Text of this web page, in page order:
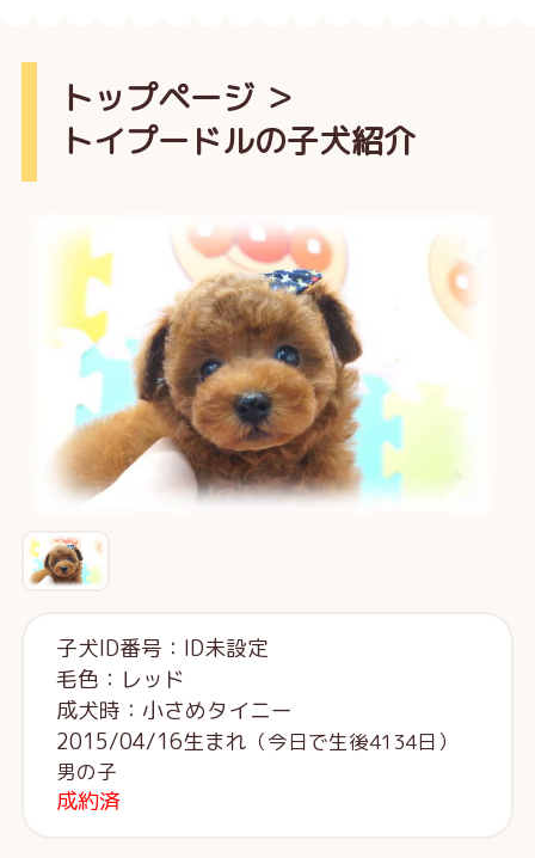
トップページ＞
トイプードルの子犬紹介
子犬ID番号：ID未設定
毛色：レッド
成犬時：小さめタイニー
2015/04/16生まれ （今日で生後4134日）
男の子
成約済